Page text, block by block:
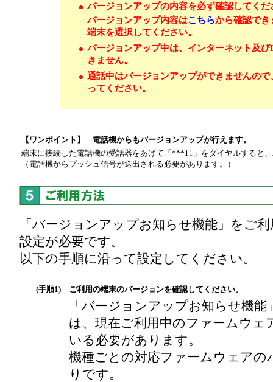
バージョンアップの内容を必ず確認してくだ
バージョンアップ内容はこちらから確認でき
端末を選択してください。
バージョンアップ中は、インターネット及
きません。
通話中はバージョンアップができませんの
ってください。
【ワンポイント】 電話機からもバージョンアップが行えます。
端末に接続した電話機の受話器をあげて「***11」をダイヤルすると
（電話機からプッシュ信号が送出される必要があります。）
「バージョンアップお知らせ機能」をご
設定が必要です。
以下の手順に沿って設定してください。
(手順1) ご利用の端末のバージョンを確認してください。
「バージョンアップお知らせ機
は、現在ご利用中のファームウェ
いる必要があります。
機種ごとの対応ファームウェアの
りです。